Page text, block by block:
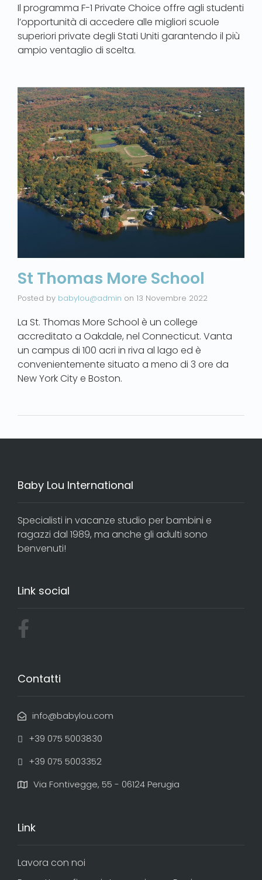
Il programma F-1 Private Choice offre agli studenti
l’opportunità di accedere alle migliori scuole
superiori private degli Stati Uniti garantendo il più
ampio ventaglio di scelta.
St Thomas More School
Posted by babylou@admin on 13 Novembre 2022
La St. Thomas More School è un college
accreditato a Oakdale, nel Connecticut. Vanta
un campus di 100 acri in riva al lago ed è
convenientemente situato a meno di 3 ore da
New York City e Boston.
Baby Lou International
Specialisti in vacanze studio per bambini e
ragazzi dal 1989, ma anche gli adulti sono
benvenuti!
Link social
Contatti
info@babylou.com
+39 075 5003830
+39 075 5003352
Via Fontivegge, 55 - 06124 Perugia
Link
Lavora con noi